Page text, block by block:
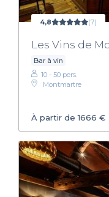
4,8 (7)
Les Vins de
Bar à vin
10 - 50 pers.
Montmartre
À partir de 1666 €